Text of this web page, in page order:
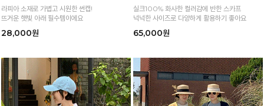
라피아 소재로 가볍고 시원한 썬캡!
뜨거운 햇빛 아래 필수템이에요
28,000원
실크100% 화사한 컬러감에 반한 스카프
넉넉한 사이즈로 다양하게 활용하기 좋아요
65,000원